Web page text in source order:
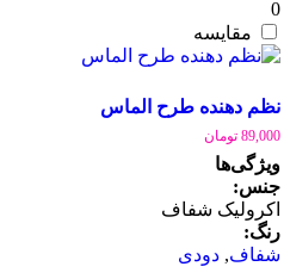
0
مقایسه
نظم دهنده طرح الماس
89,000 تومان
ویژگی‌ها
جنس:
اکرولیک شفاف
رنگ:
شفاف, دودی